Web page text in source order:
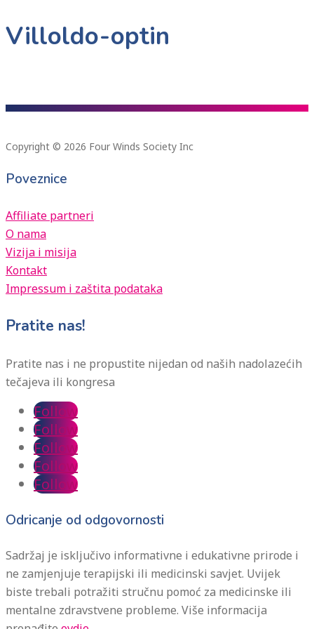
Villoldo-optin
Copyright © 2026 Four Winds Society Inc
Poveznice
Affiliate partneri
O nama
Vizija i misija
Kontakt
Impressum i zaštita podataka
Pratite nas!
Pratite nas i ne propustite nijedan od naših nadolazećih
tečajeva ili kongresa
Follow
Follow
Follow
Follow
Follow
Odricanje od odgovornosti
Sadržaj je isključivo informativne i edukativne prirode i
ne zamjenjuje terapijski ili medicinski savjet. Uvijek
biste trebali potražiti stručnu pomoć za medicinske ili
mentalne zdravstvene probleme. Više informacija